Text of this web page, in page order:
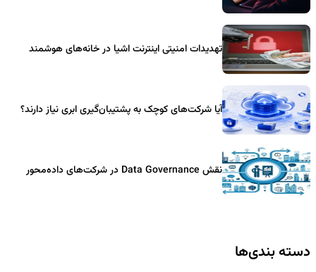
تهدیدات امنیتی اینترنت اشیا در خانه‌های هوشمند
آیا شرکت‌های کوچک به پشتیبان‌گیری ابری نیاز دارند؟
نقش Data Governance در شرکت‌های داده‌محور
دسته بندی‌ها